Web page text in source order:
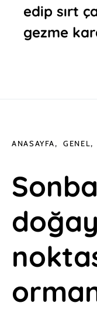
edip sırt
gezme
ANASAYFA GENEL